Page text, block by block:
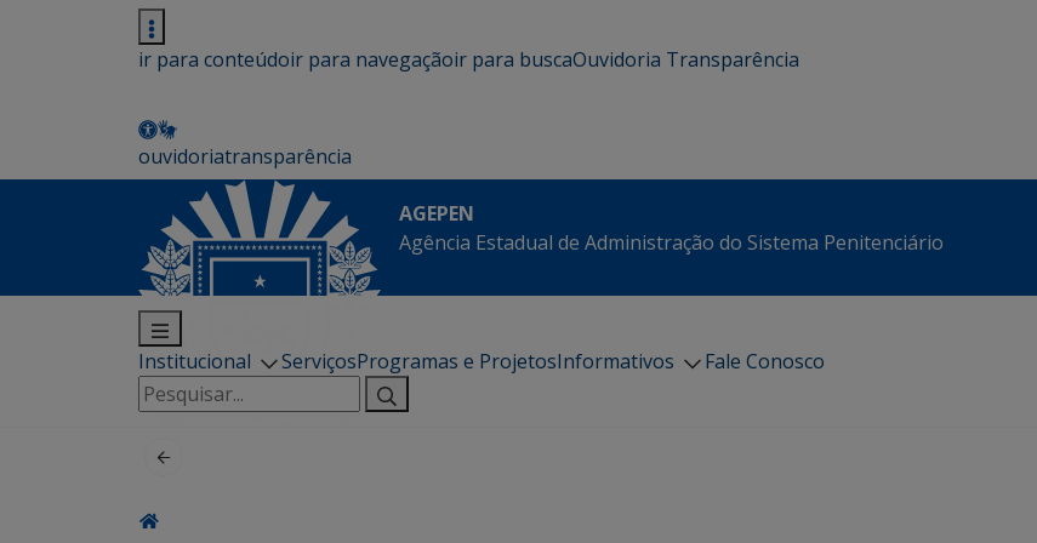
ir para conteúdoir para navegaçãoir para buscaOuvidoria Transparência
ouvidoriatransparência
AGEPEN
Agência Estadual de Administração do Sistema Penitenciário
Institucional ServiçosProgramas e ProjetosInformativos
Fale Conosco
Pesquisar
por: